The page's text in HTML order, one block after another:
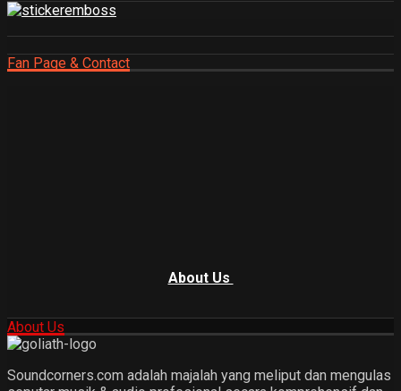
Fan Page & Contact
About Us
About Us
Soundcorners.com adalah majalah yang meliput dan mengulas